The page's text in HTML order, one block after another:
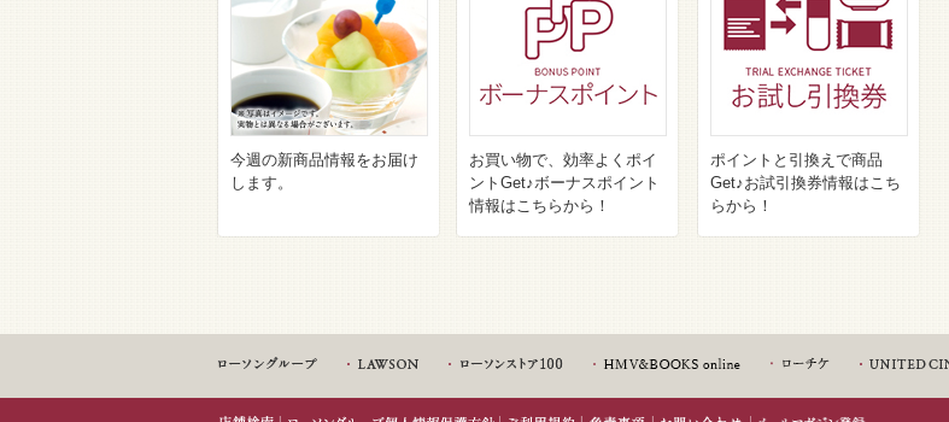
今週の新商品情報をお届け
します。
お買い物で、効率よくポイ
ントGet♪ボーナスポイント
情報はこちらから！
ポイントと引換えで商品
Get♪お試引換券情報はこち
らから！